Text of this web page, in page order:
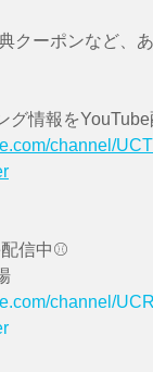
クーポンなど、
グ情報を
channel/
信中⚾️
channel/